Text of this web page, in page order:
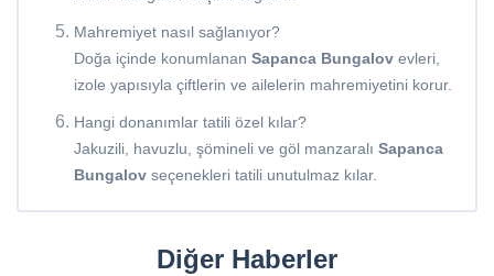
Mahremiyet nasıl sağlanıyor?
Doğa içinde konumlanan Sapanca Bungalov evleri,
izole yapısıyla çiftlerin ve ailelerin mahremiyetini korur.
Hangi donanımlar tatili özel kılar?
Jakuzili, havuzlu, şömineli ve göl manzaralı Sapanca
Bungalov seçenekleri tatili unutulmaz kılar.
Diğer Haberler